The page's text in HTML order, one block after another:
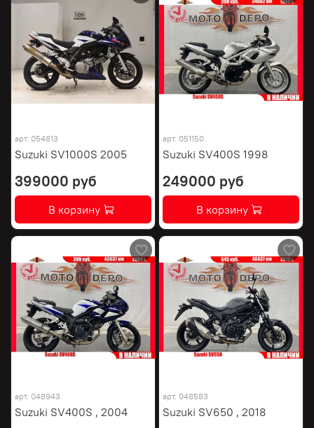
арт. 054813
Suzuki SV1000S 2005
399000 руб
В корзину
арт. 051150
Suzuki SV400S 1998
249000 руб
В корзину
арт. 048943
Suzuki SV400S , 2004
арт. 048583
Suzuki SV650 , 2018